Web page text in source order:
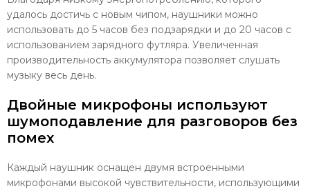
удалось достичь с новым чипом, наушники можно
использовать до 5 часов без подзарядки и до 20 часов с
использованием зарядного футляра. Увеличенная
производительность аккумулятора позволяет слушать
музыку весь день.
Двойные микрофоны используют
шумоподавление для разговоров без
помех
Каждый наушник оснащен двумя встроенными
микрофонами высокой чувствительности, использующими